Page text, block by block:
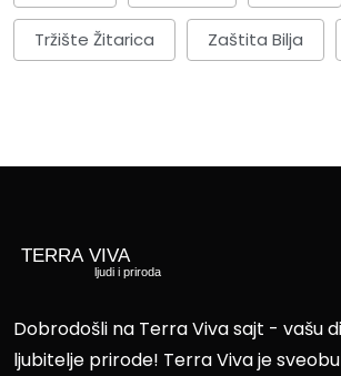
Tržište Žitarica Zaštita Bilja
Dobrodošli na Terra Viva sajt - vašu
ljubitelje prirode! Terra Viva je